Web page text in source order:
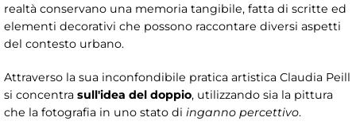
realtà conservano una memoria tangibile, fatta di scritte ed
elementi decorativi che possono raccontare diversi aspetti
del contesto urbano.
Attraverso la sua inconfondibile pratica artistica Claudia Peill
si concentra sull'idea del doppio, utilizzando sia la pittura
che la fotografia in uno stato di inganno percettivo.